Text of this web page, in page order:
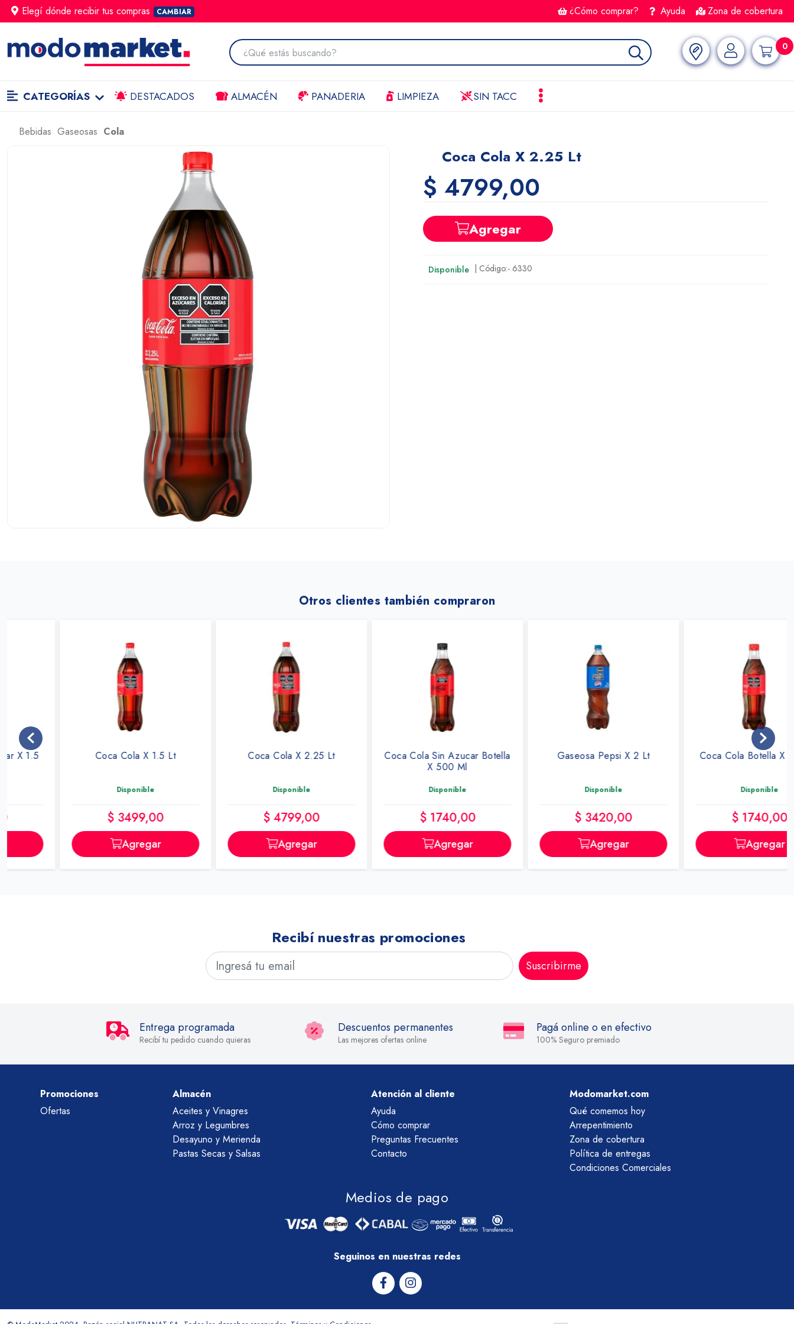
Elegí dónde recibir tus compras CAMBIAR ¿Cómo comprar? Ayuda Zona de cobertura
0
CATEGORÍAS DESTACADOS ALMACÉN PANADERIA LIMPIEZA SIN TACC
Bebidas Gaseosas Cola
Coca Cola X 2.25 Lt
$ 4799,00
Agregar
Disponible | Código:- 6330
Otros clientes también compraron
Coca Cola X 1.5 Lt
$ 3499,00
Agregar
Coca Cola X 2.25 Lt
$ 4799,00
Agregar
Coca Cola Sin Azucar Botella
$ 1740,00
Agregar
Gaseosa Pepsi X 2 Lt
$ 3420,00
Agregar
Coca Cola Botella X 500 Ml
$ 1740,00
Agregar
Recibí nuestras promociones
Suscribirme
Entrega programada
Recibí tu pedido cuando quieras
Descuentos permanentes
Las mejores ofertas online
Pagá online o en efectivo
100% Seguro premiado
Promociones
Ofertas
Almacén
Aceites y Vinagres
Arroz y Legumbres
Desayuno y Merienda
Pastas Secas y Salsas
Atención al cliente
Ayuda
Cómo comprar
Preguntas Frecuentes
Contacto
Modomarket.com
Qué comemos hoy
Arrepentimiento
Zona de cobertura
Política de entregas
Condiciones Comerciales
Medios de pago
Seguinos en nuestras redes